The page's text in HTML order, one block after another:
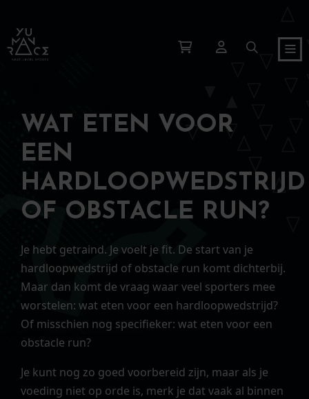
WAT ETEN VOOR
EEN
HARDLOOPWEDSTRIJD
OF OBSTACLE RUN?
Je hebt getraind. Je voelt je fit. De start van je
hardloopwedstrijd of obstacle run komt dichterbij.
Maar dan komt de vraag waar veel sporters mee
worstelen: wat eten voor een hardloopwedstrijd?
Of misschien nog specifieker: wat eten voor een
obstacle run?
Je kunt nog zo goed voorbereid zijn, maar als je
voeding niet op orde is, merk je dat vaak al binnen